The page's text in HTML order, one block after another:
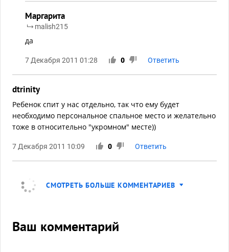
Маргарита
malish215
да
7 Декабря 2011 01:28 0 Ответить
dtrinity
Ребенок спит у нас отдельно, так что ему будет
необходимо персональное спальное место и желательно
тоже в относительно "укромном" месте))
7 Декабря 2011 10:09 0 Ответить
СМОТРЕТЬ БОЛЬШЕ КОММЕНТАРИЕВ
Ваш комментарий